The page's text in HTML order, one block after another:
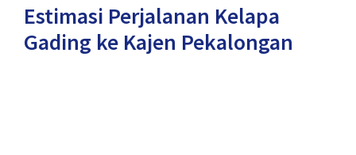
Estimasi Perjalanan Kelapa
Gading ke Kajen Pekalongan